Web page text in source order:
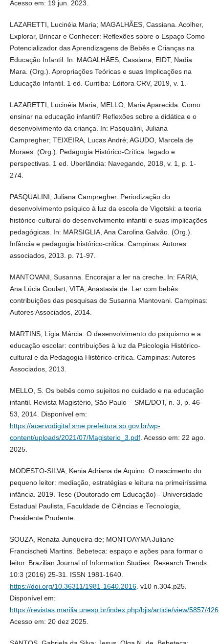
Acesso em: 19 jun. 2023.
LAZARETTI, Lucinéia Maria; MAGALHÃES, Cassiana. Acolher,
Explorar, Brincar e Conhecer: Reflexões sobre o Espaço Como
Potencializador das Aprendizagens de Bebês e Crianças na
Educação Infantil. In: MAGALHÃES, Cassiana; EIDT, Nadia
Mara. (Org.). Apropriações Teóricas e suas Implicações na
Educação Infantil. 1 ed. Curitiba: Editora CRV, 2019, v. 1.
LAZARETTI, Lucinéia Maria; MELLO, Maria Aparecida. Como
ensinar na educação infantil? Reflexões sobre a didática e o
desenvolvimento da criança. In: Pasqualini, Juliana
Campregher; TEIXEIRA, Lucas André; AGUDO, Marcela de
Moraes. (Org.). Pedagogia Histórico-Crítica: legado e
perspectivas. 1 ed. Uberlândia: Navegando, 2018, v. 1, p. 1-
274.
PASQUALINI, Juliana Campregher. Periodização do
desenvolvimento psíquico à luz da escola de Vigotski: a teoria
histórico-cultural do desenvolvimento infantil e suas implicações
pedagógicas. In: MARSIGLIA, Ana Carolina Galvão. (Org.).
Infância e pedagogia histórico-crítica. Campinas: Autores
associados, 2013. p. 71-97.
MANTOVANI, Susanna. Encorajar a ler na creche. In: FARIA,
Ana Lúcia Goulart; VITA, Anastasia de. Ler com bebês:
contribuições das pesquisas de Susanna Mantovani. Campinas:
Autores Associados, 2014.
MARTINS, Lígia Márcia. O desenvolvimento do psiquismo e a
educação escolar: contribuições à luz da Psicologia Histórico-
cultural e da Pedagogia Histórico-crítica. Campinas: Autores
Associados, 2013.
MELLO, S. Os bebês como sujeitos no cuidado e na educação
infantil. Revista Magistério, São Paulo – SME/DOT, n. 3, p. 46-
53, 2014. Disponível em:
https://acervodigital.sme.prefeitura.sp.gov.br/wp-
content/uploads/2021/07/Magisterio_3.pdf. Acesso em: 22 ago.
2025.
MODESTO-SILVA, Kenia Adriana de Aquino. O nascimento do
pequeno leitor: mediação, estratégias e leitura na primeiríssima
infância. 2019. Tese (Doutorado em Educação) - Universidade
Estadual Paulista, Faculdade de Ciências e Tecnologia,
Presidente Prudente.
SOUZA, Renata Junqueira de; MONTOAYMA Juliane
Francischeti Martins. Bebeteca: espaço e ações para formar o
leitor. Brazilian Journal of Information Studies: Research Trends.
10:3 (2016) 25-31. ISSN 1981-1640.
https://doi.org/10.36311/1981-1640.2016. v10 n.304.p25.
Disponível em:
https://revistas.marilia.unesp.br/index.php/bjis/article/view/5857/
Acesso em: 20 dez 2025.